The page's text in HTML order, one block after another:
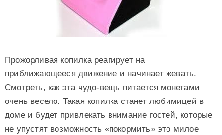
Прожорливая копилка реагирует на
приближающееся движение и начинает жевать.
Смотреть, как эта чудо-вещь питается монетами
очень весело. Такая копилка станет любимицей в
доме и будет привлекать внимание гостей, которые
не упустят возможность «покормить» это милое